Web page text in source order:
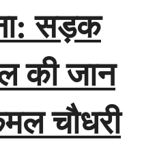
सड़क
की जान
चौधरी